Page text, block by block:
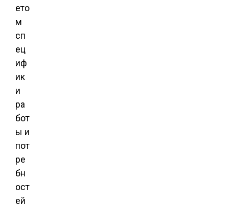
ето
м
сп
ец
иф
ик
и
ра
бот
ы и
пот
ре
бн
ост
ей